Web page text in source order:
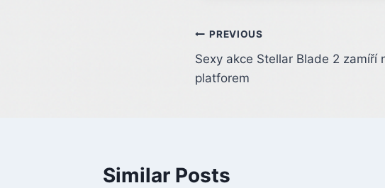
Post
navigation
PREVIOUS
Sexy akce Stellar Blade 2 zamíří
platforem
Similar Posts